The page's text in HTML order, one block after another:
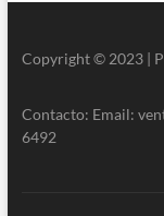
Copyright © 2023 |
Contacto: Email:
6492